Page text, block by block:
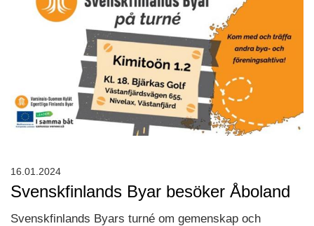
Svenskfinlands Byar besöker Åboland
Svenskfinlands Byars turné om gemenskap och
16.01.2024